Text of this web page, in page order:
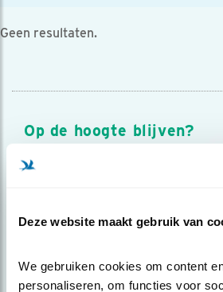
Deze website maakt gebruik van
We gebruiken cookies om content
personaliseren, om functies voor
Geen resultaten.
Op de hoogte blijven?
Meld je aan en ontvang nieuws,
over vogels en activiteiten van